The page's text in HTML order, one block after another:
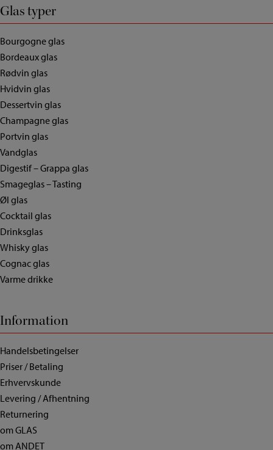
Glas typer
Bourgogne glas
Bordeaux glas
Rødvin glas
Hvidvin glas
Dessertvin glas
Champagne glas
Portvin glas
Vandglas
Digestif – Grappa glas
Smageglas – Tasting
Øl glas
Cocktail glas
Drinksglas
Whisky glas
Cognac glas
Varme drikke
Information
Handelsbetingelser
Priser / Betaling
Erhvervskunde
Levering / Afhentning
Returnering
om GLAS
om ANDET